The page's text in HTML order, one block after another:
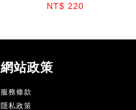
NT$ 220
網站政策
服務條款
隱私政策